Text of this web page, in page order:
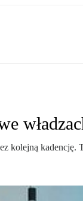
kolejną kadencję.